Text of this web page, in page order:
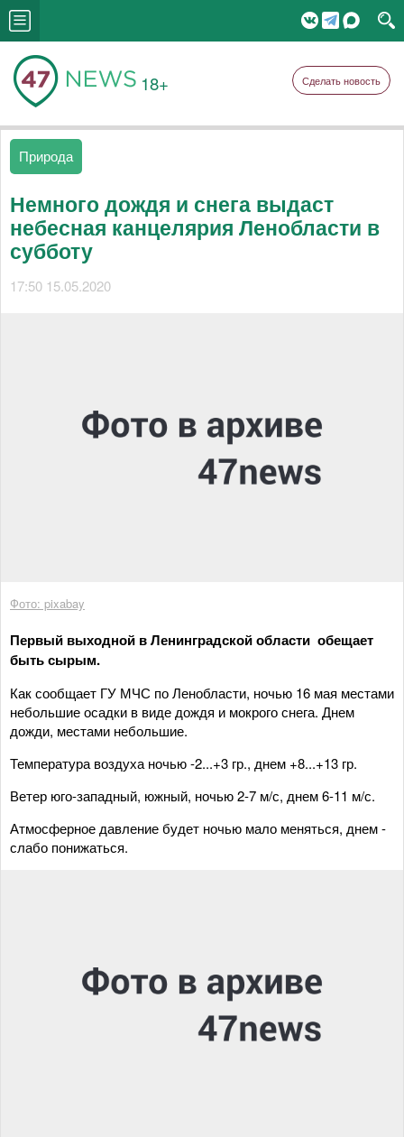
18+ Сделать новость
Природа
Немного дождя и снега выдаст
небесная канцелярия Ленобласти в
субботу
17:50 15.05.2020
Фото: pixabay
Первый выходной в Ленинградской области обещает
быть сырым.
Как сообщает ГУ МЧС по Ленобласти, ночью 16 мая местами
небольшие осадки в виде дождя и мокрого снега. Днем
дожди, местами небольшие.
Температура воздуха ночью -2...+3 гр., днем +8...+13 гр.
Ветер юго-западный, южный, ночью 2-7 м/с, днем 6-11 м/с.
Атмосферное давление будет ночью мало меняться, днем -
слабо понижаться.